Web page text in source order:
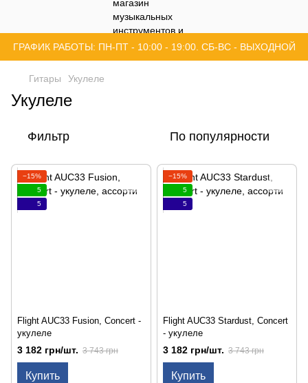
ГРАФИК РАБОТЫ: ПН-ПТ - 10:00 - 19:00. СБ-ВС - ВЫХОДНОЙ
Гитары Укулеле
Укулеле
Фильтр По популярности
−15%
5
5
Flight AUC33 Fusion, Concert -
укулеле
3 182 грн/шт. 3 743 грн
Купить
−15%
5
5
Flight AUC33 Stardust, Concert
- укулеле
3 182 грн/шт. 3 743 грн
Купить